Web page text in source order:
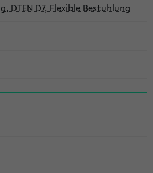
DTEN D7, Flexible Bestuhlung